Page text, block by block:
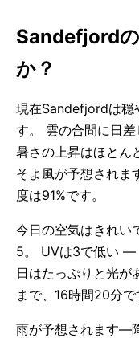
Sandefjord
か？
現在Sandefjordは穏
す。 雲の合間に日
暑さの上昇はほとん
そよ風が予想されま
度は91%です。
今日の空気はきれい
5。 UVは3で低い —
日はたっぷりと光
まで、16時間20分で
雨が予想されます—